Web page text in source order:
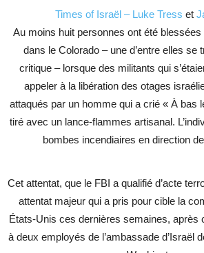
Times of Israël – Luke Tress et
Au moins huit personnes ont été blessées
dans le Colorado – une d’entre elles se
critique – lorsque des militants qui
appeler à la libération des otages
attaqués par un homme qui a crié « À bas
tiré avec un lance-flammes artisanal.
bombes incendiaires en direction
Cet attentat, que le FBI a qualifié d’acte
attentat majeur qui a pris pour cible la
États-Unis ces dernières semaines, après
à deux employés de l’ambassade d’Israël